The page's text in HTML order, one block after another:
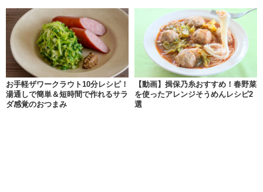
お手軽ザワークラウト10分レシピ！
湯通しで簡単＆短時間で作れるサラ
ダ感覚のおつまみ
【動画】揖保乃糸おすすめ！春野菜
を使ったアレンジそうめんレシピ2
選